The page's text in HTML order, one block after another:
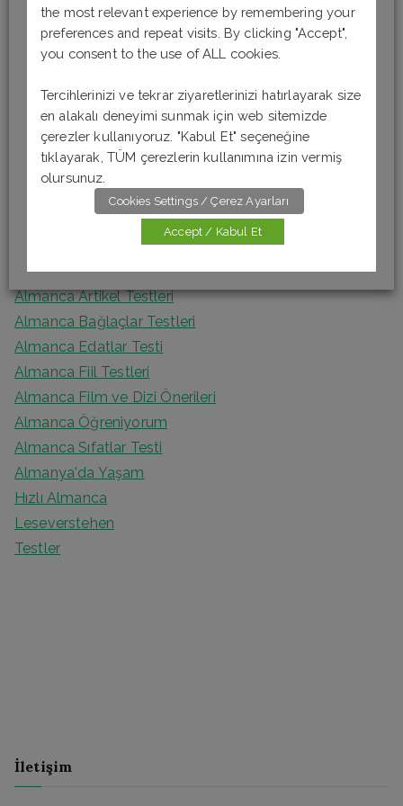
Son Yazılar
Almanca Okuma-Anlama Testi 5 [B1]
Almanca Okuma – Anlama Testi 4 [A2]
Almanca Okuma-Anlama Testi 3 [A2]
Almanca Okuma Anlama Testi 2 [A1]
Almanca Artikel Testleri
Almanca Bağlaçlar Testleri
Almanca Edatlar Testi
Almanca Fiil Testleri
Almanca Film ve Dizi Önerileri
Almanca Öğreniyorum
Almanca Sıfatlar Testi
Almanya'da Yaşam
Hızlı Almanca
Leseverstehen
Testler
İletişim
the most relevant experience by remembering your
preferences and repeat visits. By clicking "Accept",
you consent to the use of ALL cookies.
Tercihlerinizi ve tekrar ziyaretlerinizi hatırlayarak size
en alakalı deneyimi sunmak için web sitemizde
çerezler kullanıyoruz. "Kabul Et" seçeneğine
tıklayarak, TÜM çerezlerin kullanımına izin vermiş
olursunuz.
Cookies Settings / Çerez Ayarları
Accept / Kabul Et